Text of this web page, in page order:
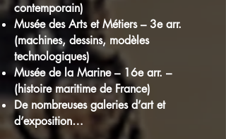
contemporain)
Musée des Arts et Métiers – 3e arr.
(machines, dessins, modèles
technologiques)
Musée de la Marine – 16e arr. –
(histoire maritime de France)
De nombreuses galeries d’art et
d’exposition…